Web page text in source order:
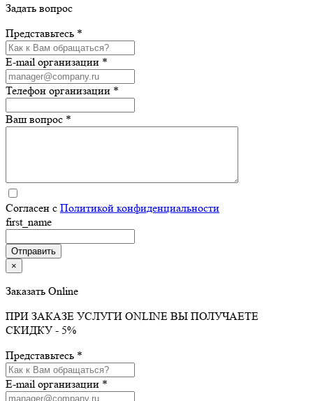
Задать вопрос
Представьтесь *
E-mail организации *
Телефон организации *
Ваш вопрос *
Согласен с Политикой конфиденциальности
first_name
×
Заказать Online
ПРИ ЗАКАЗЕ УСЛУГИ ONLINE ВЫ ПОЛУЧАЕТЕ
СКИДКУ - 5%
Представьтесь *
E-mail организации *